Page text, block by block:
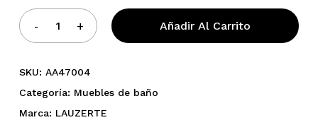
Añadir Al Carrito
SKU: AA47004
Categoría: Muebles de baño
Marca: LAUZERTE